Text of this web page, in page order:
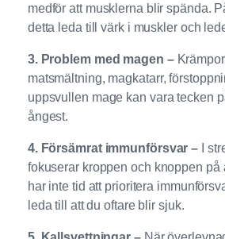
medför att musklerna blir spända.
detta leda till värk i muskler och
3. Problem med magen –
matsmältning, magkatarr,
uppsvullen mage kan vara tecken
ångest.
4. Försämrat immunförsvar –
I
fokuserar kroppen och knoppen på
har inte tid att prioritera
leda till att du oftare blir sjuk.